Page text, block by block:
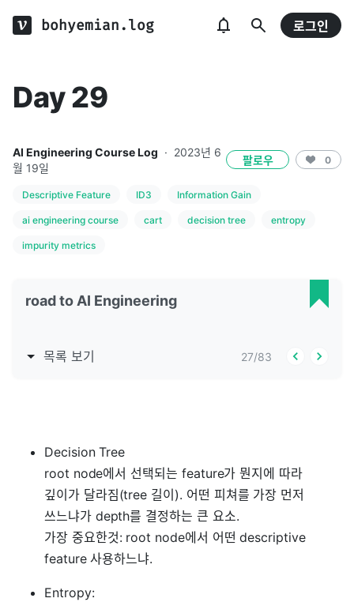
bohyemian.log 로그인
Day 29
AI Engineering Course Log · 2023년 6
월 19일
팔로우 0
Descriptive Feature ID3 Information Gain
ai engineering course cart decision tree entropy
impurity metrics
road to AI Engineering
목록 보기 27/83
Decision Tree
root node에서 선택되는 feature가 뭔지에 따라
깊이가 달라짐(tree 길이). 어떤 피쳐를 가장 먼저
쓰느냐가 depth를 결정하는 큰 요소.
가장 중요한것: root node에서 어떤 descriptive
feature 사용하느냐.
Entropy: